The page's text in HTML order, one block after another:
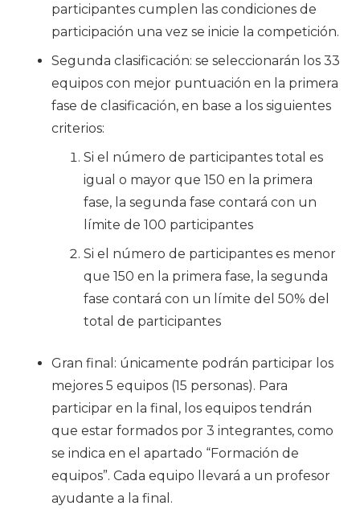
participantes cumplen las condiciones de
participación una vez se inicie la competición.
Segunda clasificación: se seleccionarán los 33
equipos con mejor puntuación en la primera
fase de clasificación, en base a los siguientes
criterios:
Si el número de participantes total es
igual o mayor que 150 en la primera
fase, la segunda fase contará con un
límite de 100 participantes
Si el número de participantes es menor
que 150 en la primera fase, la segunda
fase contará con un límite del 50% del
total de participantes
Gran final : únicamente podrán participar los
mejores 5 equipos (15 personas). Para
participar en la final, los equipos tendrán
que estar formados por 3 integrantes, como
se indica en el apartado “Formación de
equipos”. Cada equipo llevará a un profesor
ayudante a la final.